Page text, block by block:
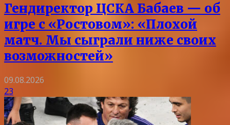
Гендиректор ЦСКА Бабаев — об
игре с «Ростовом»: «Плохой
матч. Мы сыграли ниже своих
возможностей»
09.08.2026
23